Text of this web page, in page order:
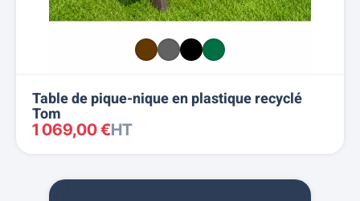
Table de pique-nique en plastique recyclé
Tom
1 069,00 €HT